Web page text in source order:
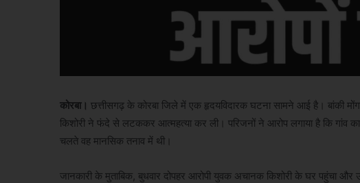
कोरबा। छत्तीसगढ़ के कोरबा जिले में एक हृदयविदारक घटना सामने आई है। बांकी
किशोरी ने फंदे से लटककर आत्महत्या कर ली। परिजनों ने आरोप लगाया है कि गांव
चलते वह मानसिक तनाव में थी।
जानकारी के मुताबिक, बुधवार दोपहर आरोपी युवक अचानक किशोरी के घर पहुंचा